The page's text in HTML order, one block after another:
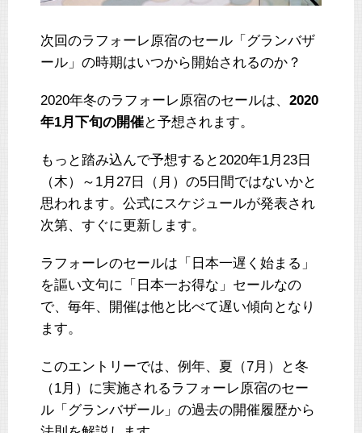
次回のラフォーレ原宿のセール「グランバザ
ール」の時期はいつから開始されるのか？
2020年冬のラフォーレ原宿のセールは、 2020
年1月下旬の開催と予想されます。
もっと踏み込んで予想すると2020年1月23日
（木）～1月27日（月）の5日間ではないかと
思われます。公式にスケジュールが発表され
次第、すぐに更新します。
ラフォーレのセールは「日本一遅く始まる」
を謳い文句に「日本一お得な」セールなの
で、毎年、開催は他と比べて遅い傾向となり
ます。
このエントリーでは、例年、夏（7月）と冬
（1月）に実施されるラフォーレ原宿のセー
ル「グランバザール」の過去の開催履歴から